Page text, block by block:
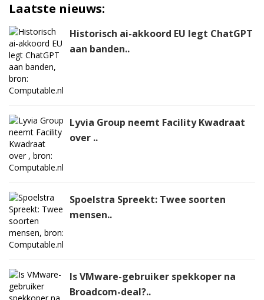
Laatste nieuws:
Historisch ai-akkoord EU legt ChatGPT
aan banden..
Lyvia Group neemt Facility Kwadraat
over ..
Spoelstra Spreekt: Twee soorten
mensen..
Is VMware-gebruiker spekkoper na
Broadcom-deal?..